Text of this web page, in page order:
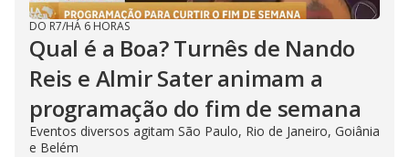
DO R7/HÁ 6 HORAS
Qual é a Boa? Turnês de Nando
Reis e Almir Sater animam a
programação do fim de semana
Eventos diversos agitam São Paulo, Rio de Janeiro, Goiânia
e Belém